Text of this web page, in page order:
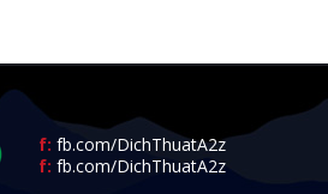
f: fb.com/DichThuatA2z
f: fb.com/DichThuatA2z